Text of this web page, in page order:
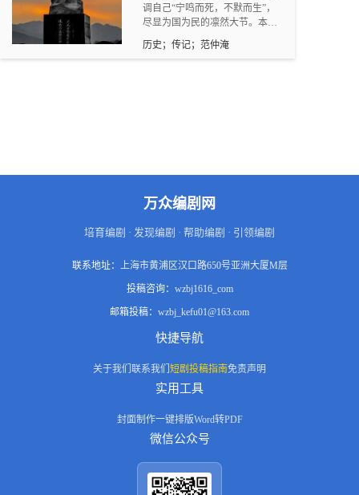
调自己“宁鸣而死，不默而生”，
尽显为国为民的凛然大节。本剧
以“图”为“戏胆，“贯串全剧——
在他初任泰州六品盐税郎官时，
历史；传记；范仲淹
万众编剧网
培育编剧 · 发现编剧 · 帮助编剧 · 引领编剧
联系地址： 上海市黄浦区汉口路650号亚洲大厦M层
投稿咨询： wzbj1616_com
邮箱投稿： wzbj_kefu01@163.com
快捷导航
关于我们 联系我们 短剧投稿指南免责声明
实用工具
封面制作一键排版Word转PDF
微信公众号